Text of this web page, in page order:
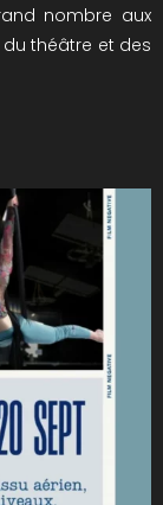
nombre aux
théâtre et des